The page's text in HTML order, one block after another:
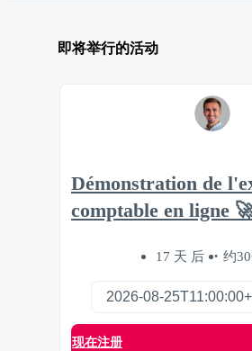
即将举行的活动
Démonstration de
comptable en ligne
17 天 后 约
现在注册